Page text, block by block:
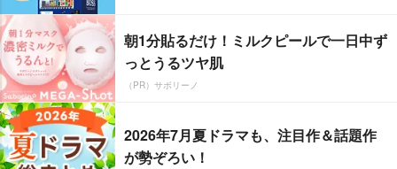
朝1分貼るだけ！ミルクピールで一日中ず
っとうるツヤ肌
（PR）サボリーノ
2026年7月夏ドラマも、注目作＆話題作
が勢ぞろい！